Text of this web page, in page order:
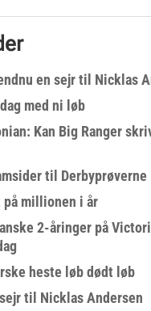
en sejr til Nicklas
med ni løb
Kan Big Ranger
til Derbyprøverne
millionen i år
2-åringer på
heste løb dødt løb
til Nicklas Andersen